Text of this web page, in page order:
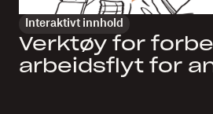
Interaktivt innhold
Verktøy for
arbeidsflyt for